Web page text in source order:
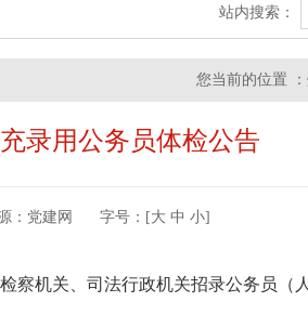
站内搜索：
您当前的位置 ：
录用公务员体检公告
：党建网 字号：[大 中 小]
察机关、司法行政机关招录公务员（